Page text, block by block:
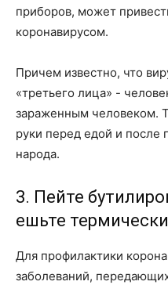
приборов, может
коронавирусом.
Причем известно, что
«третьего лица» -
зараженным человеком.
руки перед едой и после
народа.
3. Пейте
ешьте
Для профилактики
заболеваний,